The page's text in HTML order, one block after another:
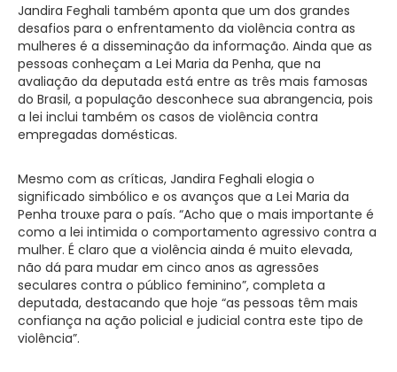
Jandira Feghali também aponta que um dos grandes
desafios para o enfrentamento da violência contra as
mulheres é a disseminação da informação. Ainda que as
pessoas conheçam a Lei Maria da Penha, que na
avaliação da deputada está entre as três mais famosas
do Brasil, a população desconhece sua abrangencia, pois
a lei inclui também os casos de violência contra
empregadas domésticas.
Mesmo com as críticas, Jandira Feghali elogia o
significado simbólico e os avanços que a Lei Maria da
Penha trouxe para o país. “Acho que o mais importante é
como a lei intimida o comportamento agressivo contra a
mulher. É claro que a violência ainda é muito elevada,
não dá para mudar em cinco anos as agressões
seculares contra o público feminino”, completa a
deputada, destacando que hoje “as pessoas têm mais
confiança na ação policial e judicial contra este tipo de
violência”.